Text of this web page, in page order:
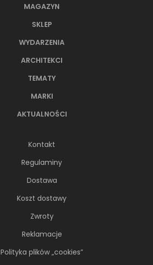
MAGAZYN
SKLEP
WYDARZENIA
ARCHITEKCI
TEMATY
MARKI
AKTUALNOŚCI
Kontakt
Regulaminy
Dostawa
Koszt dostawy
Zwroty
Reklamacje
Polityka plików „cookies”